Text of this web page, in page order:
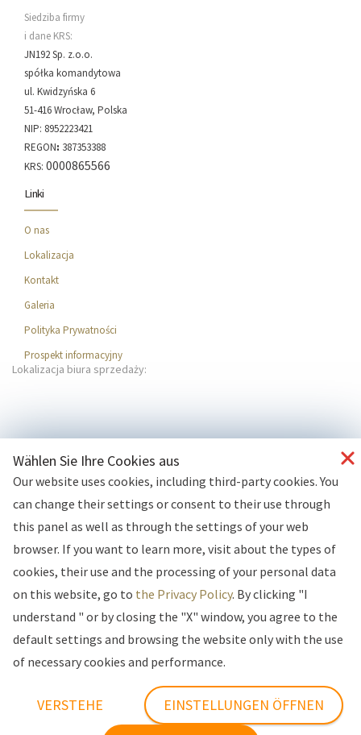
Siedziba firmy
i dane KRS:
JN192 Sp. z.o.o.
spółka komandytowa
ul. Kwidzyńska 6
51-416 Wrocław, Polska
NIP: 8952223421
REGON: 387353388
KRS: 0000865566
Linki
O nas
Lokalizacja
Kontakt
Galeria
Polityka Prywatności
Prospekt informacyjny
Lokalizacja biura sprzedaży:
Copyright © 2026 by JN192. Wszystkie prawa
zastrzeżone
Wählen Sie Ihre Cookies aus
Our website uses cookies, including third-party cookies. You
can change their settings or consent to their use through
this panel as well as through the settings of your web
browser. If you want to learn more, visit about the types of
cookies, their use and the processing of your personal data
on this website, go to the Privacy Policy. By clicking "I
understand " or by closing the "X" window, you agree to the
default settings and browsing the website only with the use
of necessary cookies and performance.
VERSTEHE EINSTELLUNGEN ÖFFNEN